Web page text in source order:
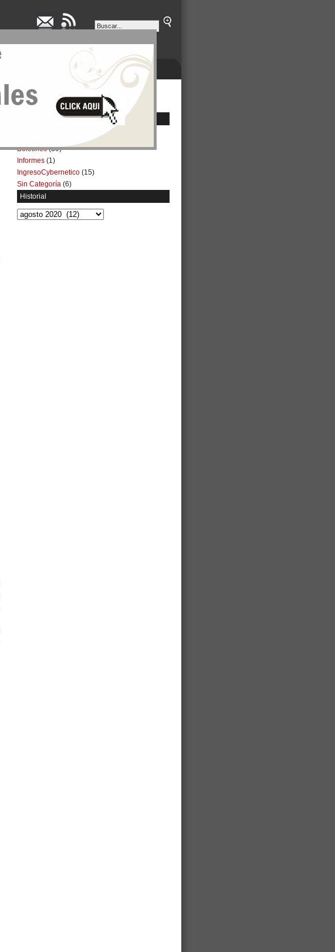
BOLETINES NEGOCIOS
Boletines(39)
Informes (1)
IngresoCybernetico (15)
Sin Categoría (6)
Historial
Historial